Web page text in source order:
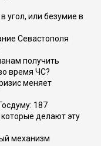
угол, или безумие в
Севастополя
получить
время ЧС?
меняет
187
делают эту
механизм